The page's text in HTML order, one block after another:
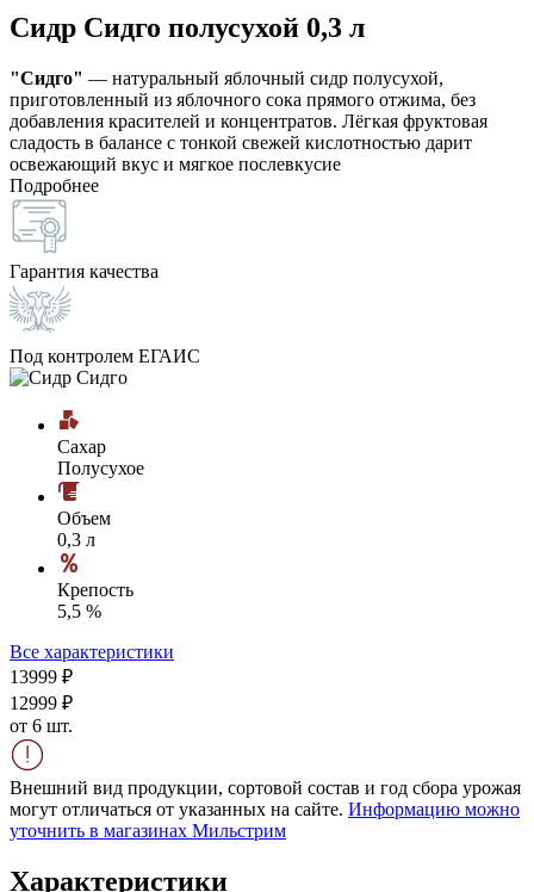
Сидр Сидго полусухой 0,3 л
"Сидго" — натуральный яблочный сидр полусухой,
приготовленный из яблочного сока прямого отжима, без
добавления красителей и концентратов. Лёгкая фруктовая
сладость в балансе с тонкой свежей кислотностью дарит
освежающий вкус и мягкое послевкусие
Подробнее
Гарантия качества
Под контролем ЕГАИС
Сахар
Полусухое
Объем
0,3 л
Крепость
5,5 %
Все характеристики
13999 ₽
12999 ₽
от 6 шт.
Внешний вид продукции, сортовой состав и год сбора урожая
могут отличаться от указанных на сайте. Информацию можно
уточнить в магазинах Мильстрим
Характеристики